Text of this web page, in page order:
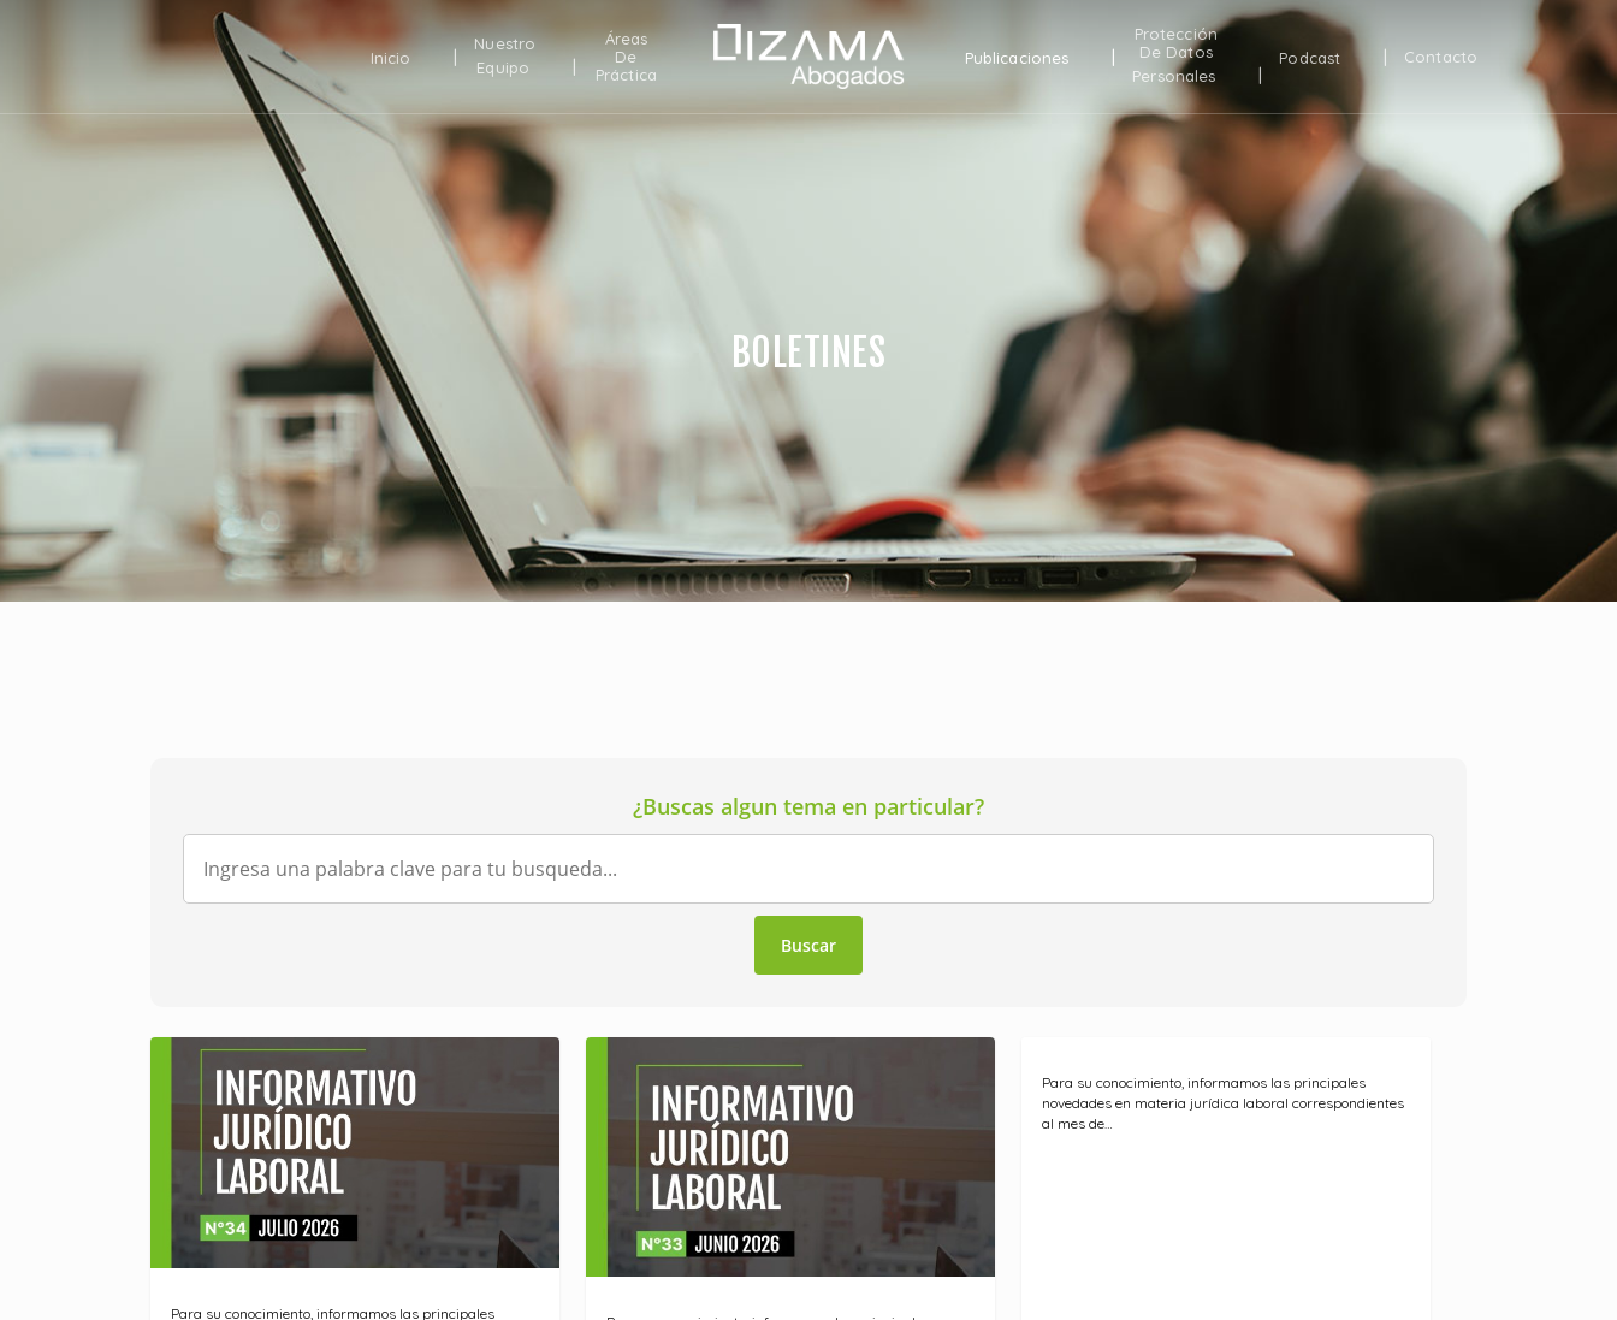
Inicio
Nuestro
Equipo
Áreas
De
Práctica
Publicaciones
Protección
De Datos
Personales
Podcast Contacto
BOLETINES
¿Buscas algun tema en particular?
for:
Buscar
Para su conocimiento, informamos las principales
Para su conocimiento, informamos las principales
novedades en materia jurídica laboral correspondientes
al mes de…